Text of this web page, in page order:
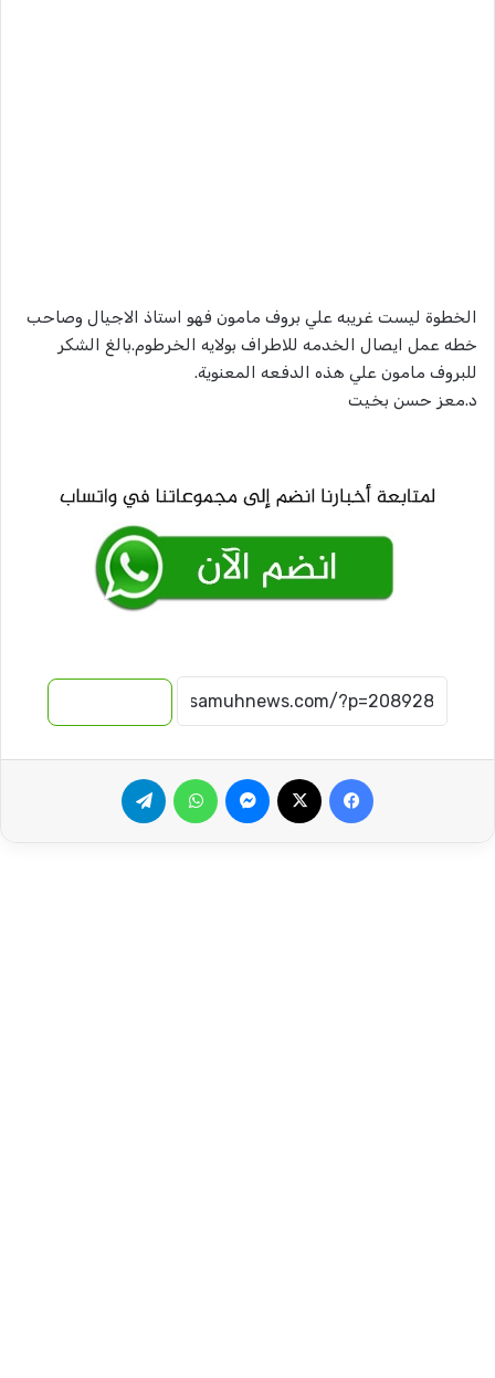
الخطوة ليست غريبه علي بروف مامون فهو استاذ الاجيال وصاحب
خطه عمل ايصال الخدمه للاطراف بولايه الخرطوم.بالغ الشكر
للبروف مامون علي هذه الدفعه المعنوية.
د.معز حسن بخيت
فيسبوك ماسنجر واتساب